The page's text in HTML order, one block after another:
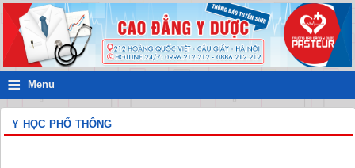
≡ Menu
Y HỌC PHỔ THÔNG